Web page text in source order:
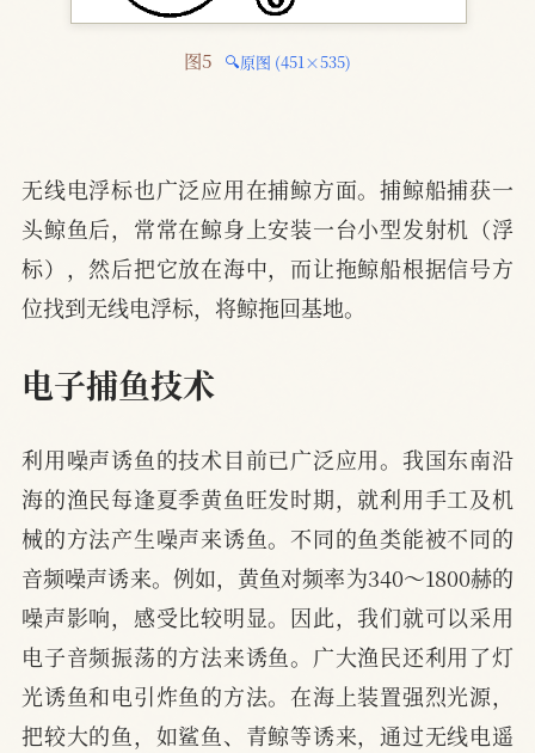
图5 🔍原图 (451×535)
无线电浮标也广泛应用在捕鲸方面。捕鲸船捕获一
头鲸鱼后，常常在鲸身上安装一台小型发射机（浮
标），然后把它放在海中，而让拖鲸船根据信号方
位找到无线电浮标，将鲸拖回基地。
电子捕鱼技术
利用噪声诱鱼的技术目前已广泛应用。我国东南沿
海的渔民每逢夏季黄鱼旺发时期，就利用手工及机
械的方法产生噪声来诱鱼。不同的鱼类能被不同的
音频噪声诱来。例如，黄鱼对频率为340～1800赫的
噪声影响，感受比较明显。因此，我们就可以采用
电子音频振荡的方法来诱鱼。广大渔民还利用了灯
光诱鱼和电引炸鱼的方法。在海上装置强烈光源，
把较大的鱼，如鲨鱼、青鲸等诱来，通过无线电遥